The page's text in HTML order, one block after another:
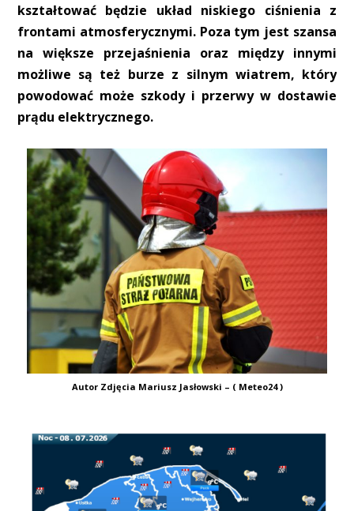
kształtować będzie układ niskiego ciśnienia z
frontami atmosferycznymi. Poza tym jest szansa
na większe przejaśnienia oraz między innymi
możliwe są też burze z silnym wiatrem, który
powodować może szkody i przerwy w dostawie
prądu elektrycznego.
Autor Zdjęcia Mariusz Jasłowski – ( Meteo24 )